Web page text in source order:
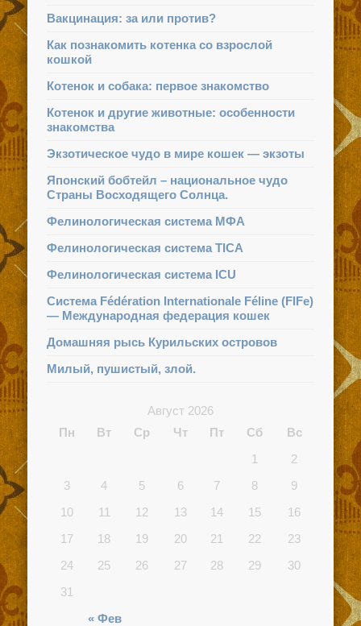
Вакцинация: за или против?
Как познакомить котенка со взрослой
кошкой
Котенок и собака: первое знакомство
Котенок и другие животные: особенности
знакомства
Экзотическое чудо в мире кошек — экзоты
Японский бобтейл – национальное чудо
Страны Восходящего Солнца.
Фелинологическая система МФА
Фелинологическая система TICA
Фелинологическая система ICU
Система Fédération Internationale Féline (FIFe)
— Международная федерация кошек
Домашняя рысь Курильских островов
Милый, пушистый, злой.
Август 2026
Пн
Вт Ср Чт Пт Сб Вс
« Фев
1
2
3
4 5 6 7 8
9
10
11 12 13 14 15
16
17
18 19 20 21 22
23
24
25 26 27 28 29
30
31